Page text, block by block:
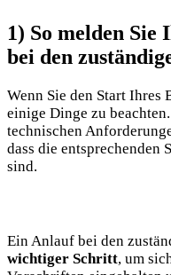
1) ​So melden
⁣bei den
Wenn Sie den⁢ Start
einige Dinge zu
technischen
‌dass die
sind.
Ein Anlauf bei ⁣den
‍wichtiger Schritt, ⁤um‌